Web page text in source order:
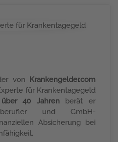
von
Krankengelder.com
für Krankentagegeld
über 40 Jahrenberät er
und GmbH-
Absicherung bei